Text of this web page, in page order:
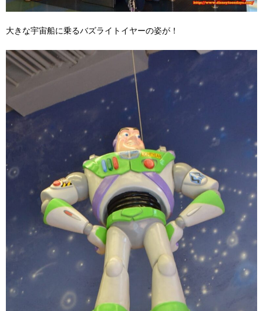
大きな宇宙船に乗るバズライトイヤーの姿が！